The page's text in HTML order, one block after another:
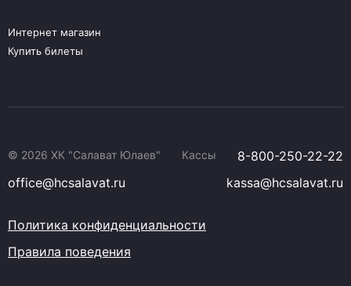
Интернет магазин
Купить билеты
© 2026 ХК "Салават Юлаев" Кассы
8-800-250-22-22
office@hcsalavat.ru
kassa@hcsalavat.ru
Политика конфиденциальности
Правила поведения